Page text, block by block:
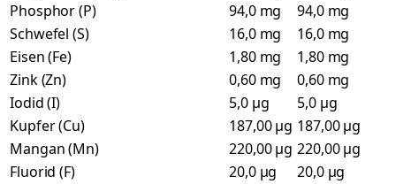
Phosphor (P)
94,0 mg
94,0 mg
Schwefel (S)
16,0 mg
16,0 mg
Eisen (Fe)
1,80 mg
1,80 mg
Zink (Zn)
0,60 mg
0,60 mg
Iodid (I)
5,0 µg
5,0 µg
Kupfer (Cu)
187,00 µg 187,00 µg
Mangan (Mn)
220,00 µg 220,00 µg
Fluorid (F)
20,0 µg
20,0 µg